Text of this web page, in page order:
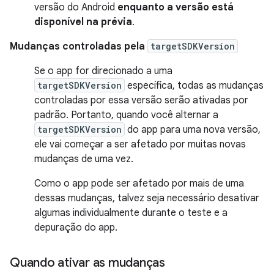
versão do Android enquanto a versão está
disponível na prévia.
Mudanças controladas pela targetSDKVersion
Se o app for direcionado a uma
targetSDKVersion específica, todas as mudanças
controladas por essa versão serão ativadas por
padrão. Portanto, quando você alternar a
targetSDKVersion do app para uma nova versão,
ele vai começar a ser afetado por muitas novas
mudanças de uma vez.
Como o app pode ser afetado por mais de uma
dessas mudanças, talvez seja necessário desativar
algumas individualmente durante o teste e a
depuração do app.
Quando ativar as mudanças